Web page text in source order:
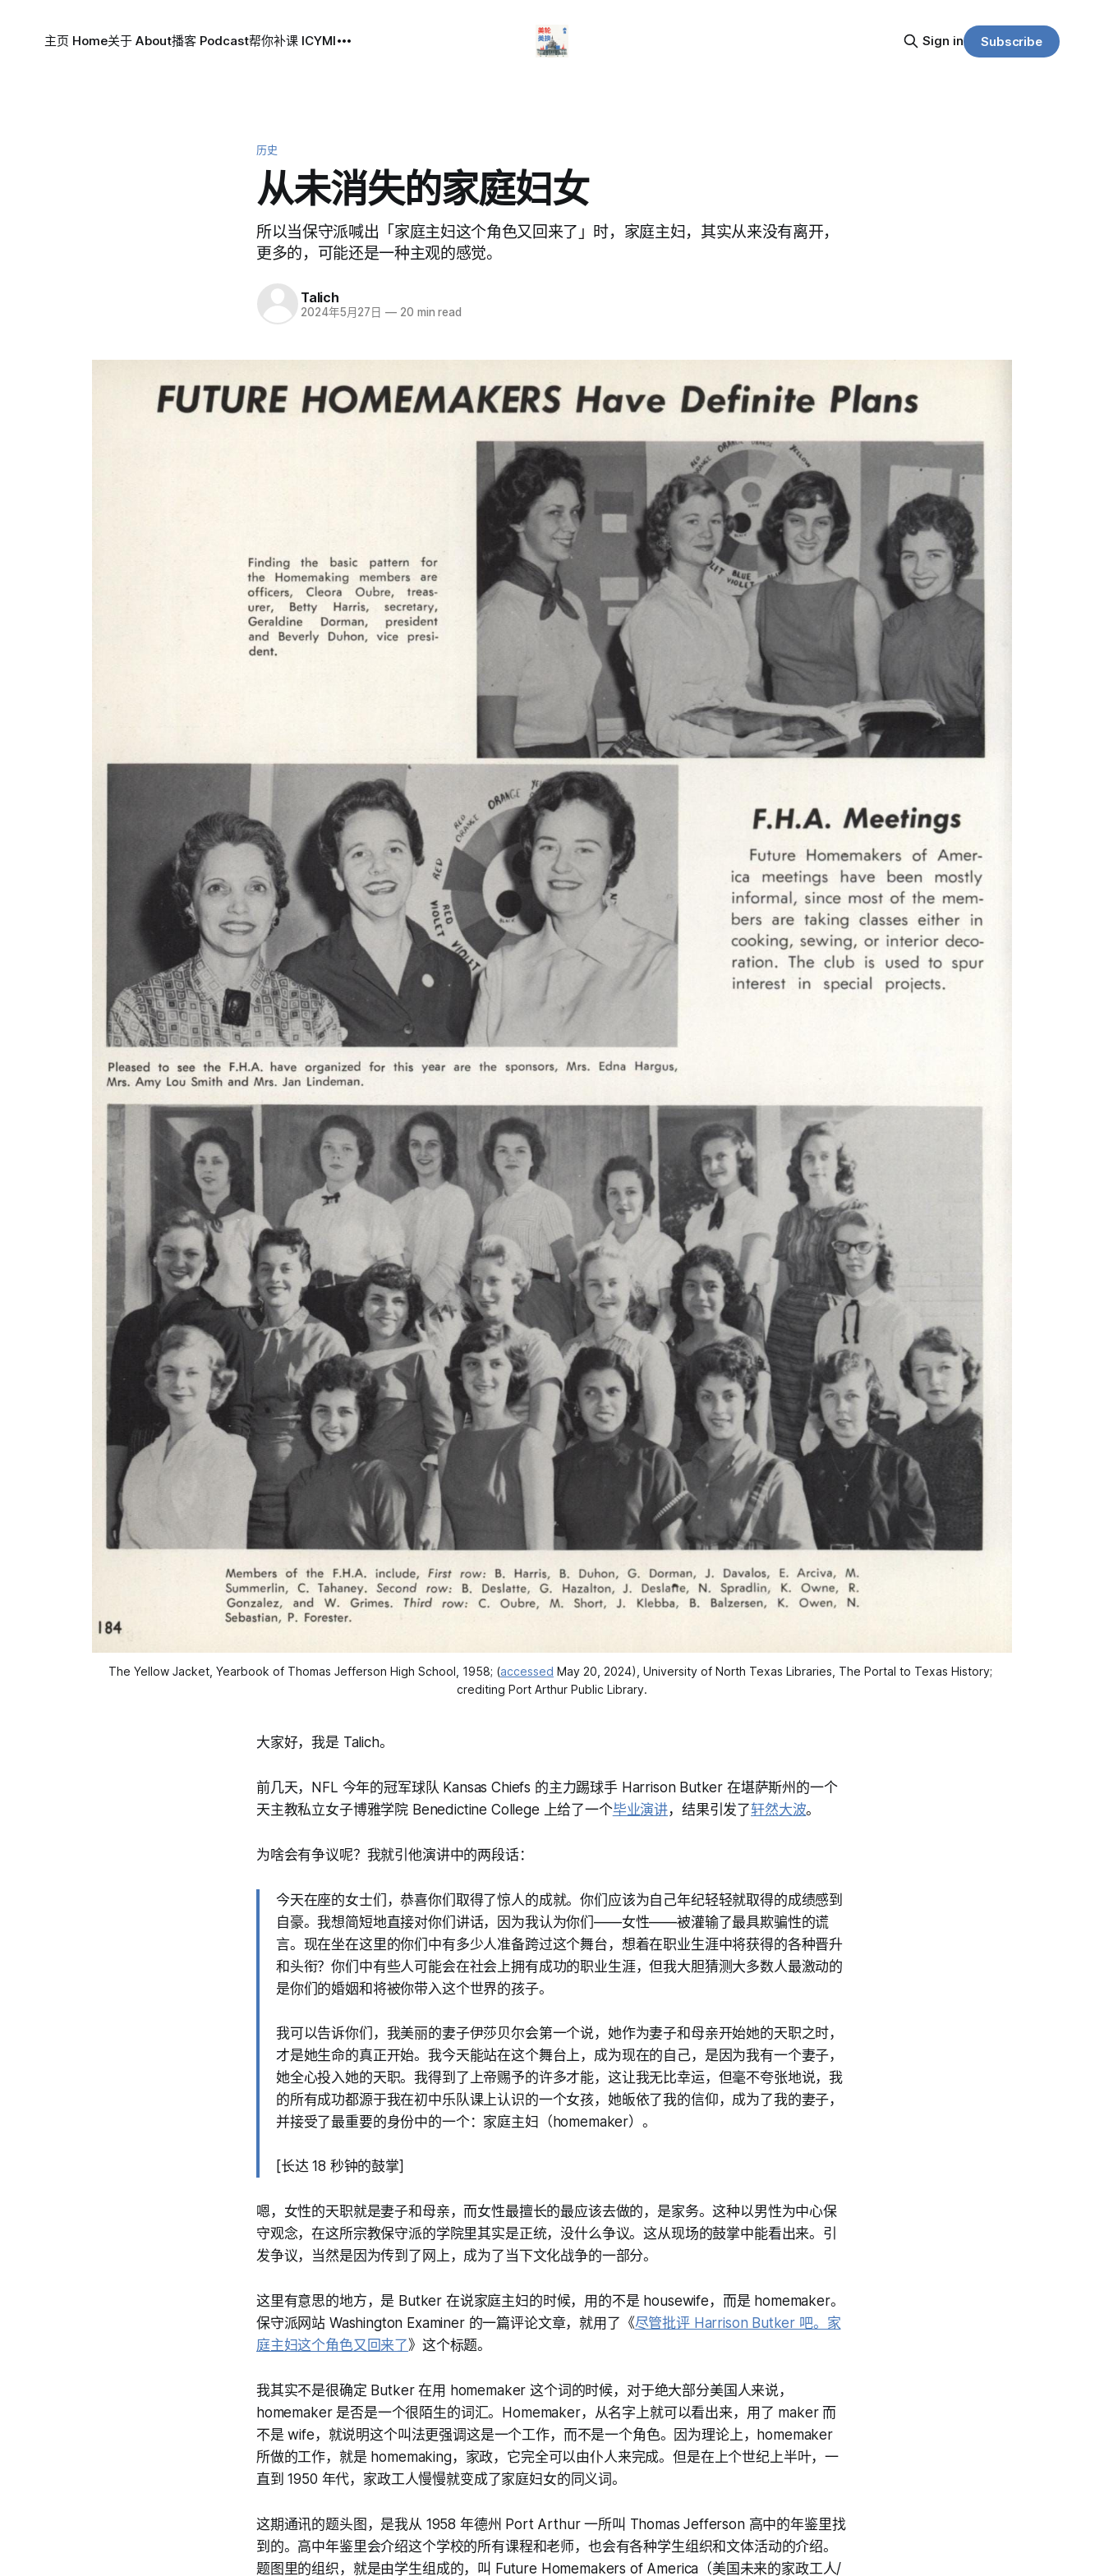
主页 Home关于 About播客 Podcast帮你补课 ICYMI Sign in Subscribe
历史
从未消失的家庭妇女
所以当保守派喊出「家庭主妇这个角色又回来了」时，家庭主妇，其实从来没有离开，
更多的，可能还是一种主观的感觉。
Talich
2024年5月27日 — 20 min read
The Yellow Jacket, Yearbook of Thomas Jefferson High School, 1958; (accessed May 20, 2024), University of North Texas Libraries, The Portal to Texas History;
crediting Port Arthur Public Library.
大家好，我是 Talich。
前几天，NFL 今年的冠军球队 Kansas Chiefs 的主力踢球手 Harrison Butker 在堪萨斯州的一个
天主教私立女子博雅学院 Benedictine College 上给了一个毕业演讲，结果引发了轩然大波。
为啥会有争议呢？我就引他演讲中的两段话：
今天在座的女士们，恭喜你们取得了惊人的成就。你们应该为自己年纪轻轻就取得的成绩感到
自豪。我想简短地直接对你们讲话，因为我认为你们——女性——被灌输了最具欺骗性的谎
言。现在坐在这里的你们中有多少人准备跨过这个舞台，想着在职业生涯中将获得的各种晋升
和头衔？你们中有些人可能会在社会上拥有成功的职业生涯，但我大胆猜测大多数人最激动的
是你们的婚姻和将被你带入这个世界的孩子。
我可以告诉你们，我美丽的妻子伊莎贝尔会第一个说，她作为妻子和母亲开始她的天职之时，
才是她生命的真正开始。我今天能站在这个舞台上，成为现在的自己，是因为我有一个妻子，
她全心投入她的天职。我得到了上帝赐予的许多才能，这让我无比幸运，但毫不夸张地说，我
的所有成功都源于我在初中乐队课上认识的一个女孩，她皈依了我的信仰，成为了我的妻子，
并接受了最重要的身份中的一个：家庭主妇（homemaker）。
[长达 18 秒钟的鼓掌]
嗯，女性的天职就是妻子和母亲，而女性最擅长的最应该去做的，是家务。这种以男性为中心保
守观念，在这所宗教保守派的学院里其实是正统，没什么争议。这从现场的鼓掌中能看出来。引
发争议，当然是因为传到了网上，成为了当下文化战争的一部分。
这里有意思的地方，是 Butker 在说家庭主妇的时候，用的不是 housewife，而是 homemaker。
保守派网站 Washington Examiner 的一篇评论文章，就用了《尽管批评 Harrison Butker 吧。家
庭主妇这个角色又回来了》这个标题。
我其实不是很确定 Butker 在用 homemaker 这个词的时候，对于绝大部分美国人来说，
homemaker 是否是一个很陌生的词汇。Homemaker，从名字上就可以看出来，用了 maker 而
不是 wife，就说明这个叫法更强调这是一个工作，而不是一个角色。因为理论上，homemaker
所做的工作，就是 homemaking，家政，它完全可以由仆人来完成。但是在上个世纪上半叶，一
直到 1950 年代，家政工人慢慢就变成了家庭妇女的同义词。
这期通讯的题头图，是我从 1958 年德州 Port Arthur 一所叫 Thomas Jefferson 高中的年鉴里找
到的。高中年鉴里会介绍这个学校的所有课程和老师，也会有各种学生组织和文体活动的介绍。
题图里的组织，就是由学生组成的，叫 Future Homemakers of America（美国未来的家政工人/